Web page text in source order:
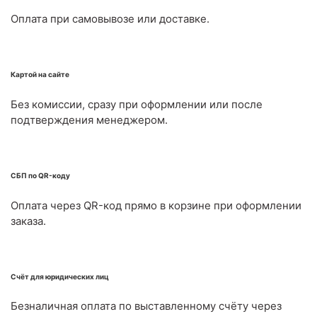
Оплата при самовывозе или доставке.
Картой на сайте
Без комиссии, сразу при оформлении или после
подтверждения менеджером.
СБП по QR-коду
Оплата через QR-код прямо в корзине при оформлении
заказа.
Счёт для юридических лиц
Безналичная оплата по выставленному счёту через